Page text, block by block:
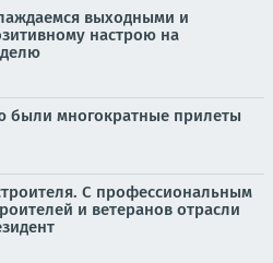
выходными и
настрою на
были многократные прилеты
С профессиональным
и ветеранов отрасли